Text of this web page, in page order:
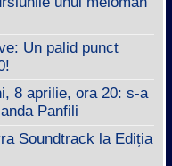
Un palid punct
8 aprilie, ora 20: s-a
Panfili
Soundtrack la Ediția